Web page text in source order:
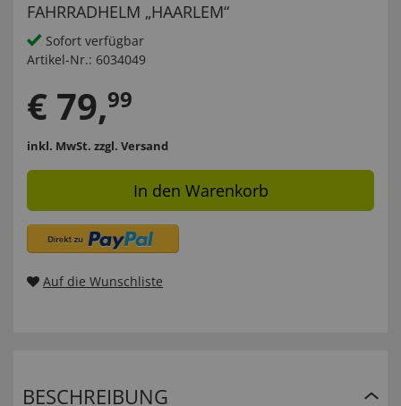
FAHRRADHELM „HAARLEM“
Sofort verfügbar
Artikel-Nr.: 6034049
€ 79,99
inkl. MwSt. zzgl. Versand
In den Warenkorb
Auf die Wunschliste
BESCHREIBUNG